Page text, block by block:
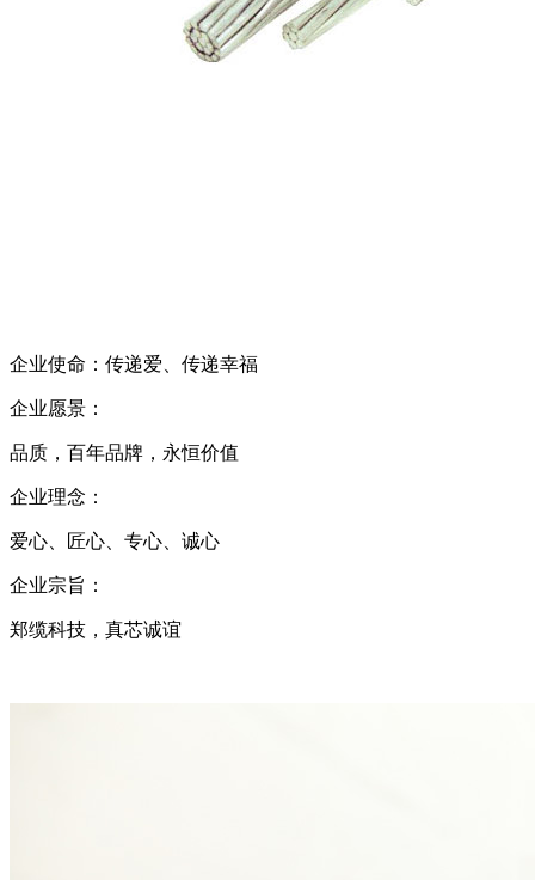
企业使命：传递爱、传递幸福
企业愿景：
品质，百年品牌，永恒价值
企业理念：
爱心、匠心、专心、诚心
企业宗旨：
郑缆科技，真芯诚谊